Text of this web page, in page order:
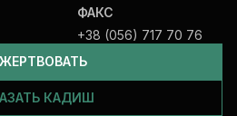
КАДИШ
ФАКС
+38 (056) 717 70 76